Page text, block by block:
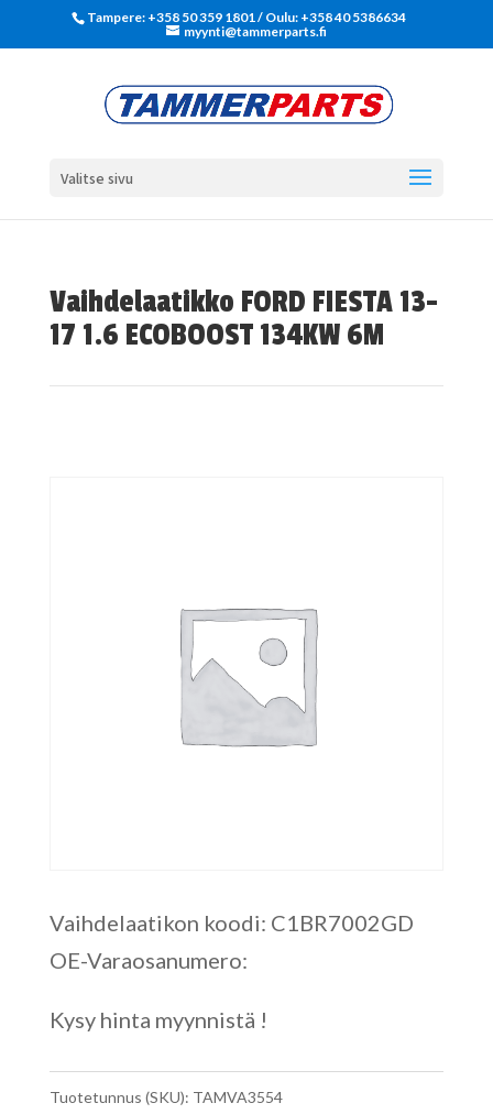
Tampere: +358 50 359 1801‬ / Oulu: +358 40 5386634
myynti@tammerparts.fi
Valitse sivu
Vaihdelaatikko FORD FIESTA 13-
17 1.6 ECOBOOST 134KW 6M
Vaihdelaatikon koodi: C1BR7002GD
OE-Varaosanumero:
Kysy hinta myynnistä !
Tuotetunnus (SKU): TAMVA3554